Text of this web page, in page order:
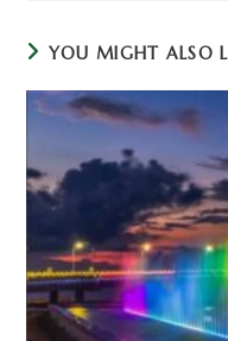
YOU MIGHT ALSO